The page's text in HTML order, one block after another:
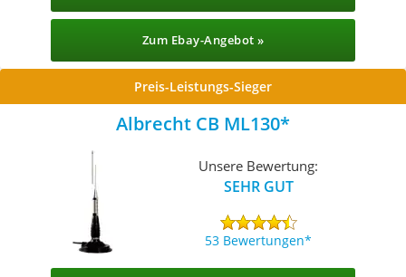
Zum Ebay-Angebot »
Preis-Leistungs-Sieger
Albrecht CB ML130
Unsere Bewertung:
SEHR GUT
53 Bewertungen